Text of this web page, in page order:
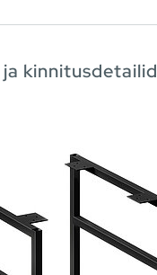
kinnitusdetailid